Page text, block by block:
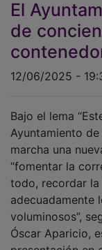
de
Ayuntamiento de
marcha una
“fomentar la
todo, recordar
adecuadamente
voluminosos”,
Óscar Aparicio,
presentación en